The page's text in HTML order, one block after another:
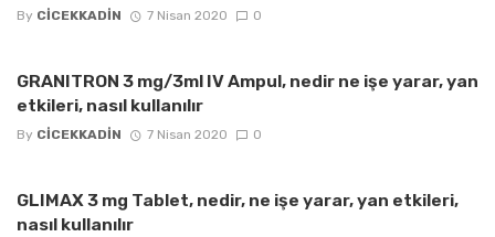
By CICEKKADIN 7 Nisan 2020 0
GRANITRON 3 mg/3ml IV Ampul, nedir ne işe yarar, yan
etkileri, nasıl kullanılır
By CICEKKADIN 7 Nisan 2020 0
GLIMAX 3 mg Tablet, nedir, ne işe yarar, yan etkileri,
nasıl kullanılır